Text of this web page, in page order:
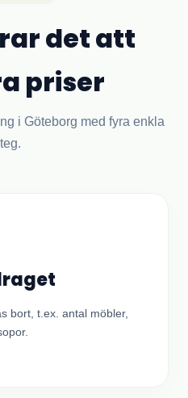
det att
priser
i Göteborg med fyra enkla
bort, t.ex. antal möbler,